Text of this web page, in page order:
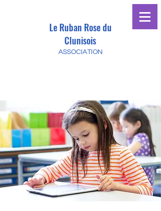
Le Ruban Rose du
Clunisois
ASSOCIATION